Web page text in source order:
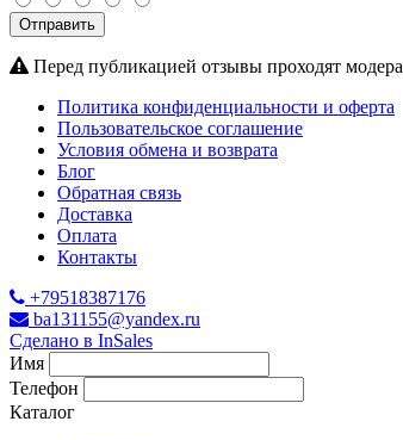
Отправить
Перед публикацией отзывы проходят
Политика конфиденциальности и оферта
Пользовательское соглашение
Условия обмена и возврата
Блог
Обратная связь
Доставка
Оплата
Контакты
+79518387176
ba131155@yandex.ru
Сделано в InSales
Имя
Телефон
Каталог